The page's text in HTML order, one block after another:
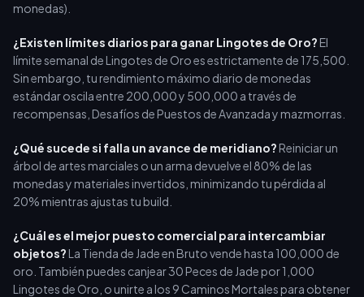
monedas).
¿Existen límites diarios para ganar Lingotes de Oro?El
límite semanal de Lingotes de Oro es estrictamente de 175,500.
Sin embargo, tu rendimiento máximo diario de monedas
estándar oscila entre 200,000 y 500,000 a través de
recompensas, Desafíos de Puestos de Avanzada y mazmorras.
¿Qué sucede si falla un avance de meridiano?Reiniciar un
árbol de artes marciales o un arma devuelve el 80% de las
monedas y materiales invertidos, minimizando tu pérdida al
20% mientras ajustas tu build.
¿Cuál es el mejor puesto comercial para intercambiar
objetos?La Tienda de Jade en Bruto vende hasta 100,000 de
oro. También puedes canjear 30 Peces de Jade por 1,000
Lingotes de Oro, o unirte a los 9 Caminos Mortales para obtener